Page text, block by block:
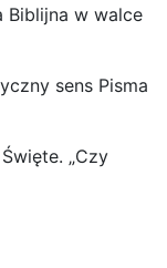
Biblijna w walce
sens Pisma
„Czy